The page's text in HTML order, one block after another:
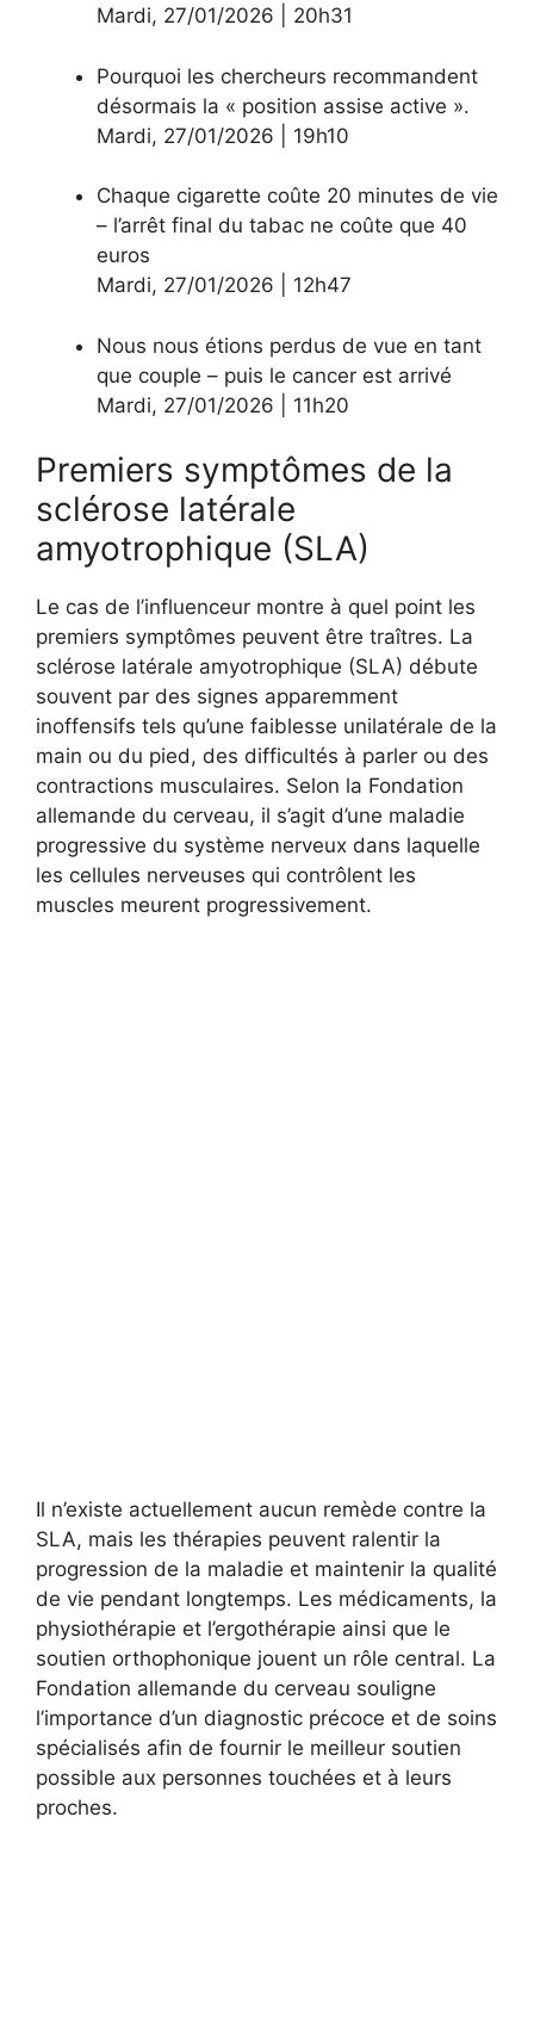
Mardi, 27/01/2026 20h31
Pourquoi les chercheurs recommandent
désormais la « position assise active ».
Mardi, 27/01/2026 19h10
Chaque cigarette coûte 20 minutes de vie
– l’arrêt final du tabac ne coûte que 40
euros
Mardi, 27/01/2026 12h47
Nous nous étions perdus de vue en tant
que couple – puis le cancer est arrivé
Mardi, 27/01/2026 11h20
Premiers symptômes de la
sclérose latérale
amyotrophique (SLA)
Le cas de l’influenceur montre à quel point les
premiers symptômes peuvent être traîtres. La
sclérose latérale amyotrophique (SLA) débute
souvent par des signes apparemment
inoffensifs tels qu’une faiblesse unilatérale de la
main ou du pied, des difficultés à parler ou des
contractions musculaires. Selon la Fondation
allemande du cerveau, il s’agit d’une maladie
progressive du système nerveux dans laquelle
les cellules nerveuses qui contrôlent les
muscles meurent progressivement.
Il n’existe actuellement aucun remède contre la
SLA, mais les thérapies peuvent ralentir la
progression de la maladie et maintenir la qualité
de vie pendant longtemps. Les médicaments, la
physiothérapie et l’ergothérapie ainsi que le
soutien orthophonique jouent un rôle central. La
Fondation allemande du cerveau souligne
l’importance d’un diagnostic précoce et de soins
spécialisés afin de fournir le meilleur soutien
possible aux personnes touchées et à leurs
proches.